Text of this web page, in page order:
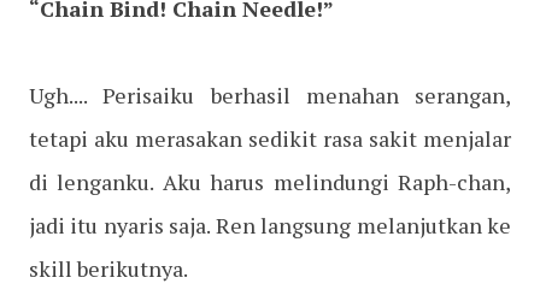
“Chain Bind! Chain Needle!”
Ugh.... Perisaiku berhasil menahan serangan,
tetapi aku merasakan sedikit rasa sakit menjalar
di lenganku. Aku harus melindungi Raph-chan,
jadi itu nyaris saja. Ren langsung melanjutkan ke
skill berikutnya.